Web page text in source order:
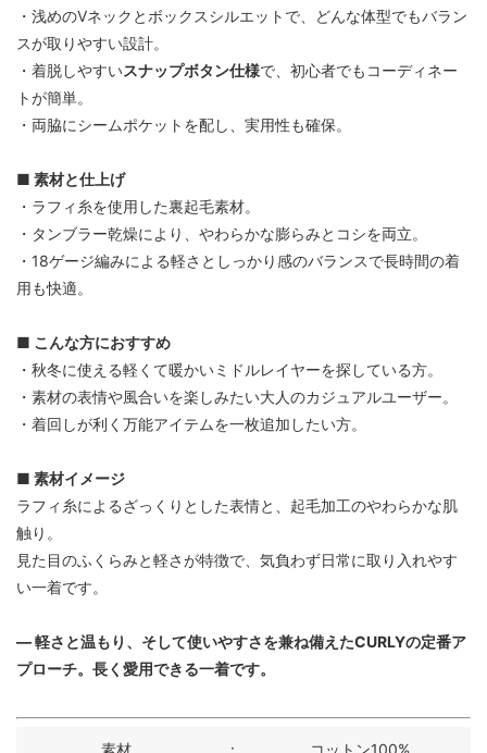
・浅めのVネックとボックスシルエットで、どんな体型でもバラン
スが取りやすい設計。
・着脱しやすいスナップボタン仕様で、初心者でもコーディネー
トが簡単。
・両脇にシームポケットを配し、実用性も確保。
■ 素材と仕上げ
・ラフィ糸を使用した裏起毛素材。
・タンブラー乾燥により、やわらかな膨らみとコシを両立。
・18ゲージ編みによる軽さとしっかり感のバランスで長時間の着
用も快適。
■ こんな方におすすめ
・秋冬に使える軽くて暖かいミドルレイヤーを探している方。
・素材の表情や風合いを楽しみたい大人のカジュアルユーザー。
・着回しが利く万能アイテムを一枚追加したい方。
■ 素材イメージ
ラフィ糸によるざっくりとした表情と、起毛加工のやわらかな肌
触り。
見た目のふくらみと軽さが特徴で、気負わず日常に取り入れやす
い一着です。
― 軽さと温もり、そして使いやすさを兼ね備えたCURLYの定番ア
プローチ。長く愛用できる一着です。
素材 ： コットン100%